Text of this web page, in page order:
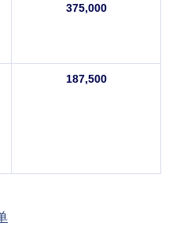
375,000
187,500